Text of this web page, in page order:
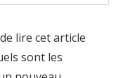
lire cet article
sont les